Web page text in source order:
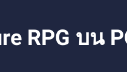
RPG บน